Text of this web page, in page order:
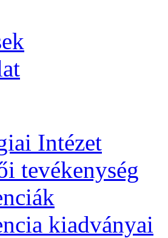
Intézet
tevékenység
kiadványai